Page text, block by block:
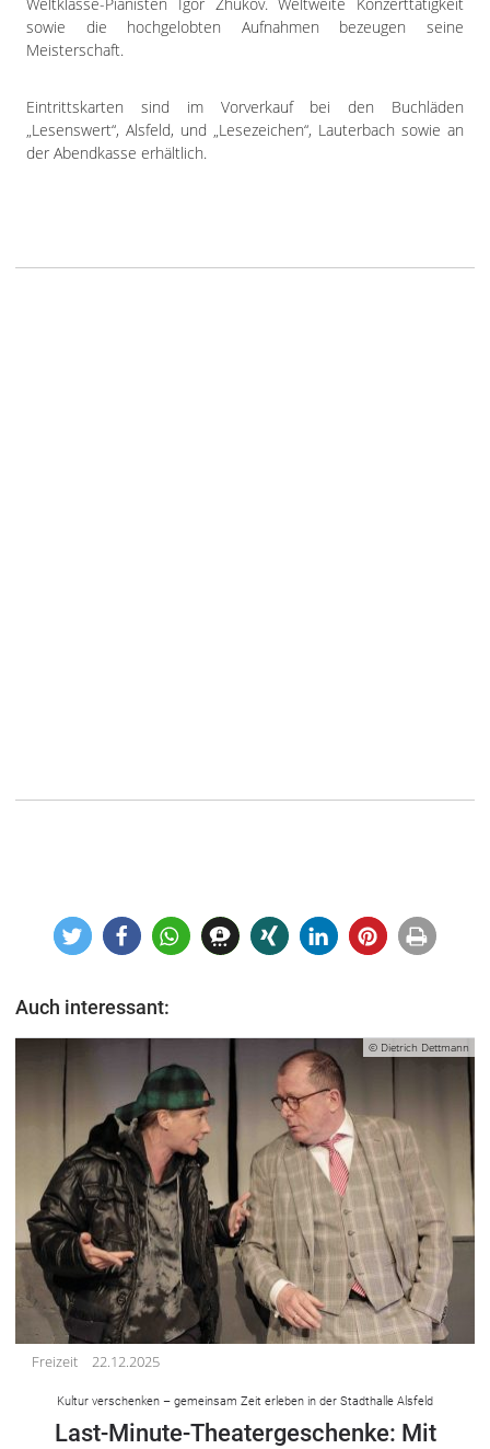
sowie die hochgelobten Aufnahmen bezeugen seine
Meisterschaft.
Eintrittskarten sind im Vorverkauf bei den Buchläden
„Lesenswert“, Alsfeld, und „Lesezeichen“, Lauterbach sowie an
der Abendkasse erhältlich.
Auch interessant:
© Dietrich Dettmann
Freizeit 22.12.2025
Kultur verschenken – gemeinsam Zeit erleben in der Stadthalle Alsfeld
Last-Minute-Theatergeschenke: Mit